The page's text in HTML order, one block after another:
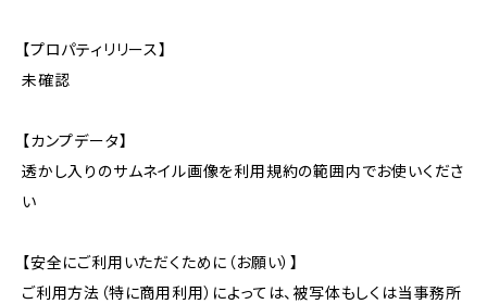
【プロパティリリース】
未確認
【カンプデータ】
透かし入りのサムネイル画像を利用規約の範囲内でお使いくださ
い
【安全にご利用いただくために（お願い）】
ご利用方法（特に商用利用）によっては、被写体もしくは当事務所